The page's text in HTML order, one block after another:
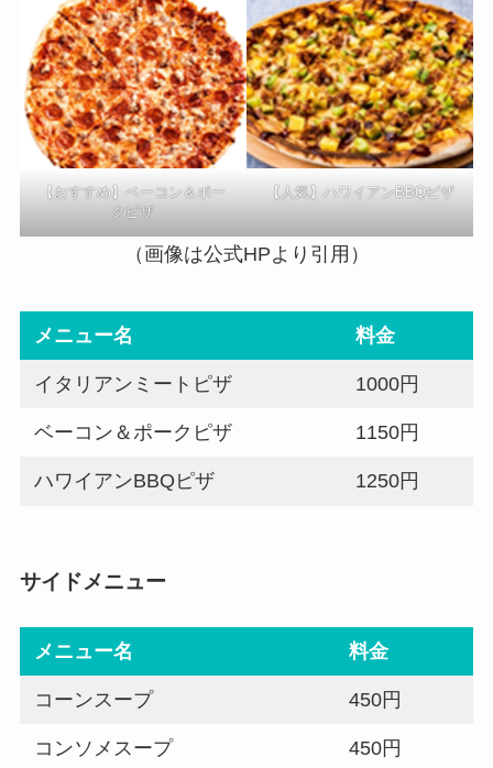
【おすすめ】ベーコン＆ポー
クピザ
【人気】ハワイアンBBQピザ
（画像は公式HPより引用）
メニュー名 料金
イタリアンミートピザ 1000円
ベーコン＆ポークピザ 1150円
ハワイアンBBQピザ 1250円
サイドメニュー
メニュー名 料金
コーンスープ 450円
コンソメスープ 450円